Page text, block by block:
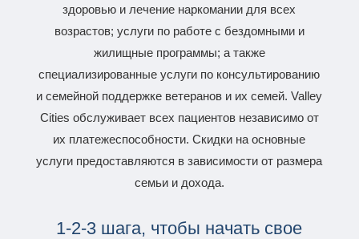
здоровью и лечение наркомании для всех
возрастов; услуги по работе с бездомными и
жилищные программы; а также
специализированные услуги по консультированию
и семейной поддержке ветеранов и их семей. Valley
Cities обслуживает всех пациентов независимо от
их платежеспособности. Скидки на основные
услуги предоставляются в зависимости от размера
семьи и дохода.
1-2-3 шага, чтобы начать свое